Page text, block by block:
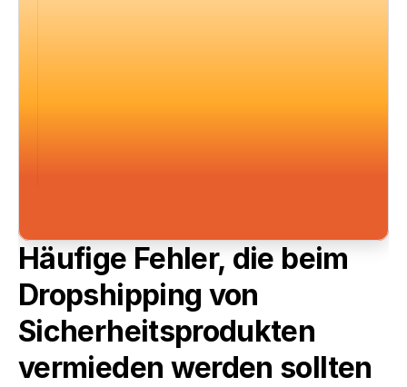
Häufige Fehler, die beim
Dropshipping von
Sicherheitsprodukten
vermieden werden sollten